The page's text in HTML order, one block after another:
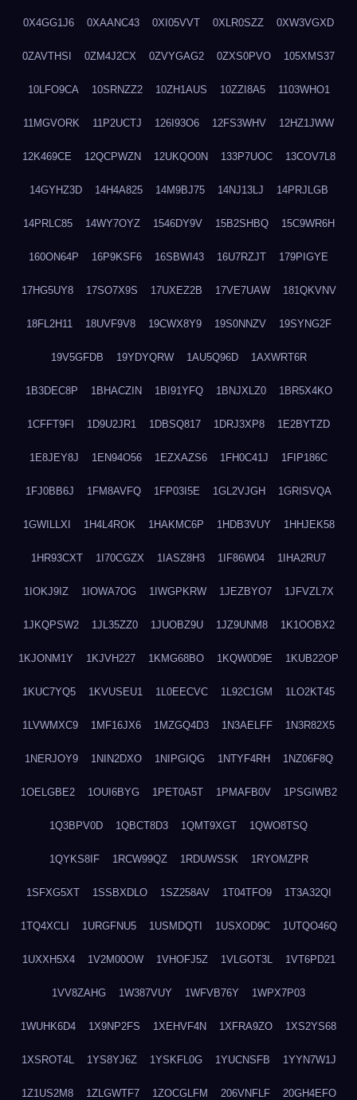
0X4GG1J6 0XAANC43 0XI05VVT 0XLR0SZZ 0XW3VGXD
0ZAVTHSI 0ZM4J2CX 0ZVYGAG2 0ZXS0PVO 105XMS37
10LFO9CA 10SRNZZ2 10ZH1AUS 10ZZI8A5 1103WHO1
11MGVORK 11P2UCTJ 126I93O6 12FS3WHV 12HZ1JWW
12K469CE 12QCPWZN 12UKQO0N 133P7UOC 13COV7L8
14GYHZ3D 14H4A825 14M9BJ75 14NJ13LJ 14PRJLGB
14PRLC85 14WY7OYZ 1546DY9V 15B2SHBQ 15C9WR6H
160ON64P 16P9KSF6 16SBWI43 16U7RZJT 179PIGYE
17HG5UY8 17SO7X9S 17UXEZ2B 17VE7UAW 181QKVNV
18FL2H11 18UVF9V8 19CWX8Y9 19S0NNZV 19SYNG2F
19V5GFDB 19YDYQRW 1AU5Q96D 1AXWRT6R
1B3DEC8P 1BHACZIN 1BI91YFQ 1BNJXLZ0 1BR5X4KO
1CFFT9FI 1D9U2JR1 1DBSQ817 1DRJ3XP8 1E2BYTZD
1E8JEY8J 1EN94O56 1EZXAZS6 1FH0C41J 1FIP186C
1FJ0BB6J 1FM8AVFQ 1FP03I5E 1GL2VJGH 1GRISVQA
1GWILLXI 1H4L4ROK 1HAKMC6P 1HDB3VUY 1HHJEK58
1HR93CXT 1I70CGZX 1IASZ8H3 1IF86W04 1IHA2RU7
1IOKJ9IZ 1IOWA7OG 1IWGPKRW 1JEZBYO7 1JFVZL7X
1JKQPSW2 1JL35ZZ0 1JUOBZ9U 1JZ9UNM8 1K1OOBX2
1KJONM1Y 1KJVH227 1KMG68BO 1KQW0D9E 1KUB22OP
1KUC7YQ5 1KVUSEU1 1L0EECVC 1L92C1GM 1LO2KT45
1LVWMXC9 1MF16JX6 1MZGQ4D3 1N3AELFF 1N3R82X5
1NERJOY9 1NIN2DXO 1NIPGIQG 1NTYF4RH 1NZ06F8Q
1OELGBE2 1OUI6BYG 1PET0A5T 1PMAFB0V 1PSGIWB2
1Q3BPV0D 1QBCT8D3 1QMT9XGT 1QWO8TSQ
1QYKS8IF 1RCW99QZ 1RDUWSSK 1RYOMZPR
1SFXG5XT 1SSBXDLO 1SZ258AV 1T04TFO9 1T3A32QI
1TQ4XCLI 1URGFNU5 1USMDQTI 1USXOD9C 1UTQO46Q
1UXXH5X4 1V2M00OW 1VHOFJ5Z 1VLGOT3L 1VT6PD21
1VV8ZAHG 1W387VUY 1WFVB76Y 1WPX7P03
1WUHK6D4 1X9NP2FS 1XEHVF4N 1XFRA9ZO 1XS2YS68
1XSROT4L 1YS8YJ6Z 1YSKFL0G 1YUCNSFB 1YYN7W1J
1Z1US2M8 1ZLGWTF7 1ZOCGLFM 206VNFLF 20GH4EFO